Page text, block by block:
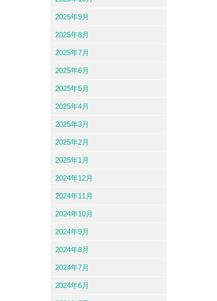
2025年9月
2025年8月
2025年7月
2025年6月
2025年5月
2025年4月
2025年3月
2025年2月
2025年1月
2024年12月
2024年11月
2024年10月
2024年9月
2024年8月
2024年7月
2024年6月